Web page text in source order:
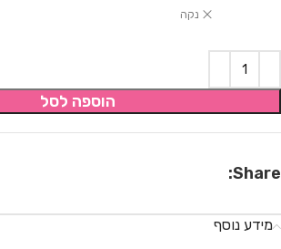
נקה
הוספה לסל
Share:
מידע נוסף